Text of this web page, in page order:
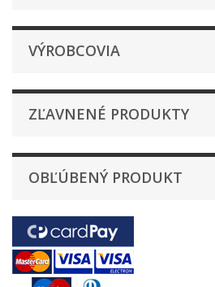
VÝROBCOVIA
ZĽAVNENÉ PRODUKTY
OBĽÚBENÝ PRODUKT